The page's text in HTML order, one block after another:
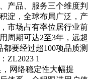
产品、服务三个维度判
淀，全球布局广泛，产
市场占有率位居行业前
周期可达2至3年，远超
要经过超100项品质测
ZL2023 1
网络稳定性大幅提